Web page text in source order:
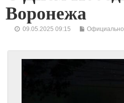
Воронежа
09.05.2025 09:15 Официально